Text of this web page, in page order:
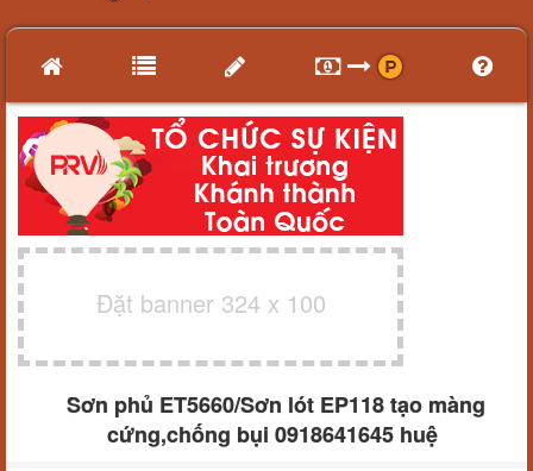
Đặt banner 324 x 100
Sơn phủ ET5660/Sơn lót EP118 tạo màng
cứng,chống bụi 0918641645 huệ